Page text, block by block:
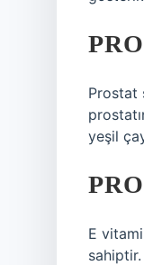
Prostat
yeşil
E